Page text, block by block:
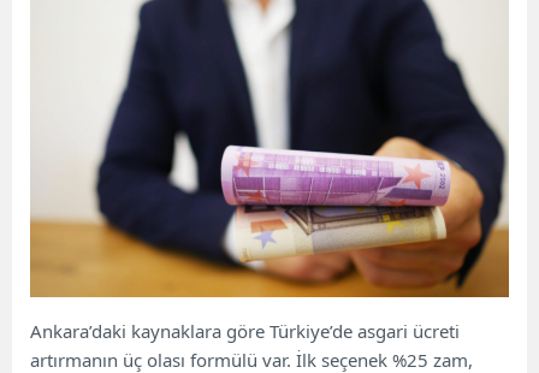
Ankara’daki kaynaklara göre Türkiye’de asgari ücreti
artırmanın üç olası formülü var. İlk seçenek %25 zam,